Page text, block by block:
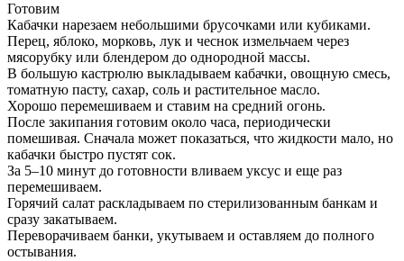
Готовим
Кабачки нарезаем небольшими брусочками или кубиками.
Перец, яблоко, морковь, лук и чеснок измельчаем через
мясорубку или блендером до однородной массы.
В большую кастрюлю выкладываем кабачки, овощную смесь,
томатную пасту, сахар, соль и растительное масло.
Хорошо перемешиваем и ставим на средний огонь.
После закипания готовим около часа, периодически
помешивая. Сначала может показаться, что жидкости мало, но
кабачки быстро пустят сок.
За 5–10 минут до готовности вливаем уксус и еще раз
перемешиваем.
Горячий салат раскладываем по стерилизованным банкам и
сразу закатываем.
Переворачиваем банки, укутываем и оставляем до полного
остывания.